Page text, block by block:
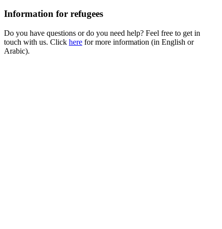
Information for refugees
Do you have questions or do you need help? Feel free to get in
touch with us. Click here for more information (in English or
Arabic).